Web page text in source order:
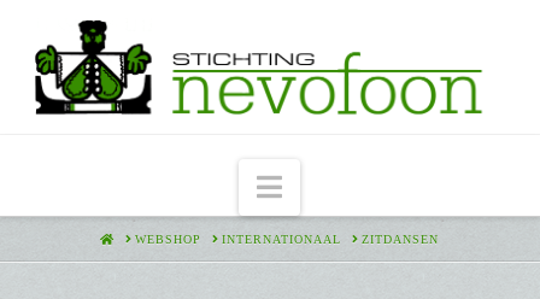
Navigation
HOMEWEBSHOP INTERNATIONAAL ZITDANSEN